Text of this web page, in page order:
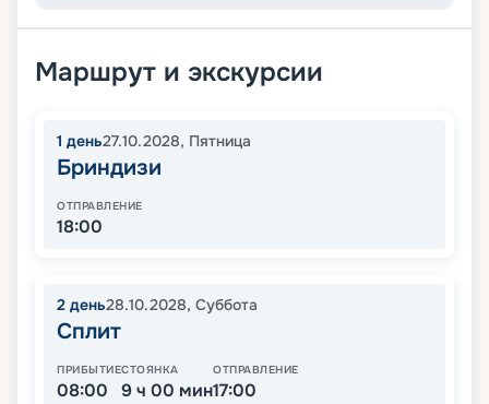
Маршрут и экскурсии
1 день27.10.2028, Пятница
Бриндизи
ОТПРАВЛЕНИЕ
18:00
2 день28.10.2028, Суббота
Сплит
ПРИБЫТИЕ
08:00
СТОЯНКА
9 ч 00 мин
ОТПРАВЛЕНИЕ
17:00